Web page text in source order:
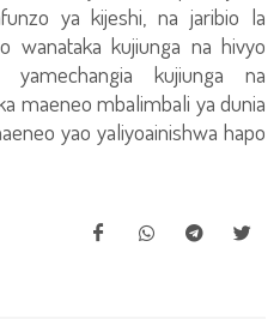
ya kijeshi, na jaribio la
wanataka kujiunga na hivyo
kujiunga na
maeneo mbalimbali ya dunia
yao yaliyoainishwa hapo